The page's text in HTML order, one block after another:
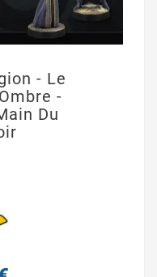
- Le
-
Du